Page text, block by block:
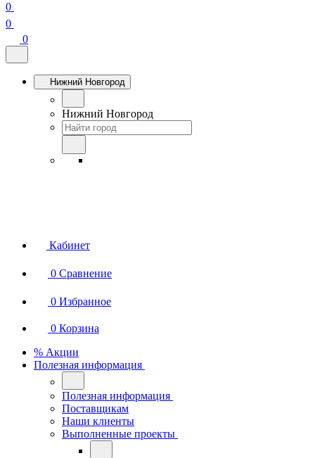
0
0
0
Нижний Новгород
Нижний Новгород
Кабинет
0 Сравнение
0 Избранное
0 Корзина
% Акции
Полезная информация
Полезная информация
Поставщикам
Наши клиенты
Выполненные проекты